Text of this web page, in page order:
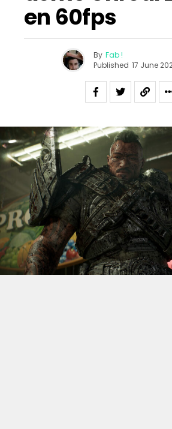
en 60fps
By Fab !
Published 17 June